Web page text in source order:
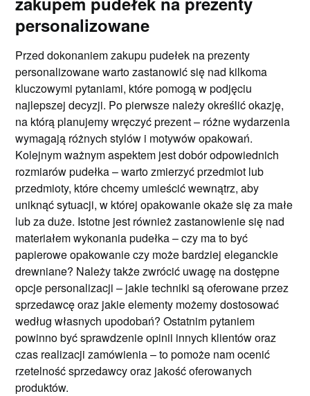
personalizowane
Przed dokonaniem zakupu pudełek na prezenty
personalizowane warto zastanowić się nad kilkoma
kluczowymi pytaniami, które pomogą w podjęciu
najlepszej decyzji. Po pierwsze należy określić okazję,
na którą planujemy wręczyć prezent – różne wydarzenia
wymagają różnych stylów i motywów opakowań.
Kolejnym ważnym aspektem jest dobór odpowiednich
rozmiarów pudełka – warto zmierzyć przedmiot lub
przedmioty, które chcemy umieścić wewnątrz, aby
uniknąć sytuacji, w której opakowanie okaże się za małe
lub za duże. Istotne jest również zastanowienie się nad
materiałem wykonania pudełka – czy ma to być
papierowe opakowanie czy może bardziej eleganckie
drewniane? Należy także zwrócić uwagę na dostępne
opcje personalizacji – jakie techniki są oferowane przez
sprzedawcę oraz jakie elementy możemy dostosować
według własnych upodobań? Ostatnim pytaniem
powinno być sprawdzenie opinii innych klientów oraz
czas realizacji zamówienia – to pomoże nam ocenić
rzetelność sprzedawcy oraz jakość oferowanych
produktów.